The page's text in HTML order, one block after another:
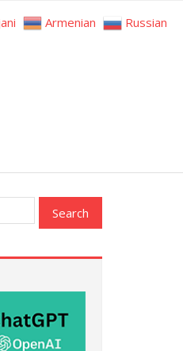
Armenian Russian